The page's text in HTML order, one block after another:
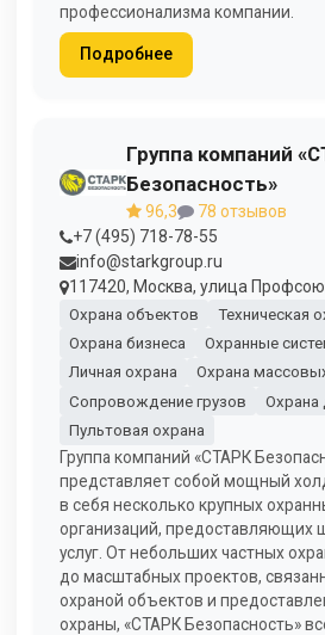
профессионализма компании.
Подробнее
Группа компаний
Безопасность»
96,3
78 отзывов
+7 (495) 718-78-55
info@starkgroup.ru
117420, Москва, улица
Охрана объектов
Техническая
Охрана бизнеса
Охранные
Личная охрана
Охрана
Сопровождение грузов
Охрана
Пультовая охрана
Группа компаний «СТАРК
представляет собой мощный
в себя несколько крупных
организаций, предоставляющих
услуг. От небольших частных
до масштабных проектов,
охраной объектов и
охраны, «СТАРК Безопасность»